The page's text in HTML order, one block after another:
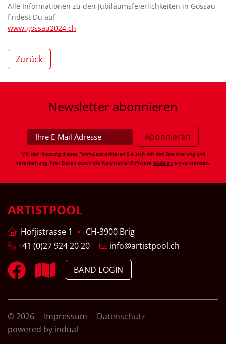
Alle Informationen zu den Jubiläumsfeierlichkeiten in Gossau
findest Du auf
www.gossau2024.ch
Zurück
Newsletter abonnieren
Mit der Nutzung dieses Formulars erklären Sie sich mit der Speicherung und
Verarbeitung Ihrer Daten durch die Newsletter-Software dodeley einverstanden.
ARTISTPOOL
Hofjistrasse 1
CH-3900 Brig
+41 (0)27 924 20 20
info@artistpool.ch
BAND LOGIN
© 2026 Impressum
Datenschutz
powered by indual